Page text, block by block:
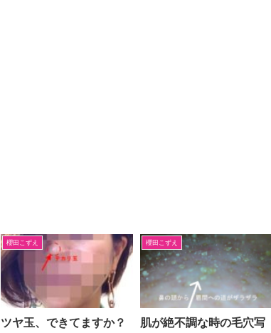
櫻田こずえ
ツヤ玉、できてますか？
櫻田こずえ
肌が絶不調な時の毛穴写